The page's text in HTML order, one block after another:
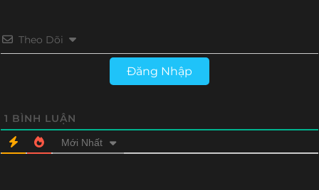
Theo Dõi
Đăng Nhập
1 BÌNH LUẬN
Mới Nhất